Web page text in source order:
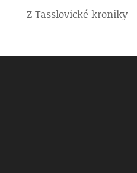
Z Tasslovické kroniky